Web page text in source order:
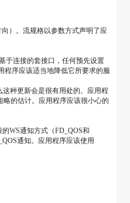
）。流规格以参数方式声明了应
于连接的套接口，任何预先设置
程序应该适当地降低它所要求的服
种更新会是很有用处的。应用程
的估计。应用程序应该很小心的
WS通知方式（FD_QOS和
通知。应用程序应该使用